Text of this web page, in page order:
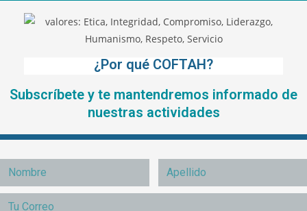
¿Por qué COFTAH?
Subscríbete y te mantendremos informado de
nuestras actividades